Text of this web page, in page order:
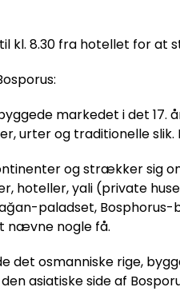
kl. 8.30 fra hotellet for at
markedet i det
urter og traditionelle
og strækker sig
yali (private
paladset,
nævne nogle få.
det osmanniske rige,
asiatiske side af